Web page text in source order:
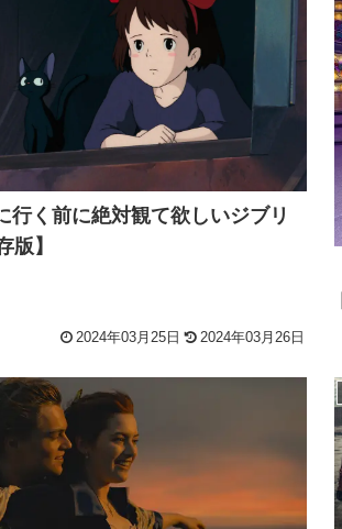
行く前に絶対観て欲しいジブリ
版】
2024年03月25日 2024年03月26日